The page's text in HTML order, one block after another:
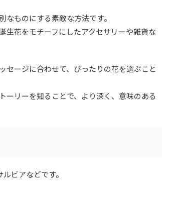
ものにする素敵な方法です。
生花をモチーフにしたアクセサリーや雑貨な
セージに合わせて、ぴったりの花を選ぶこと
ーリーを知ることで、より深く、意味のある
ビアなどです。